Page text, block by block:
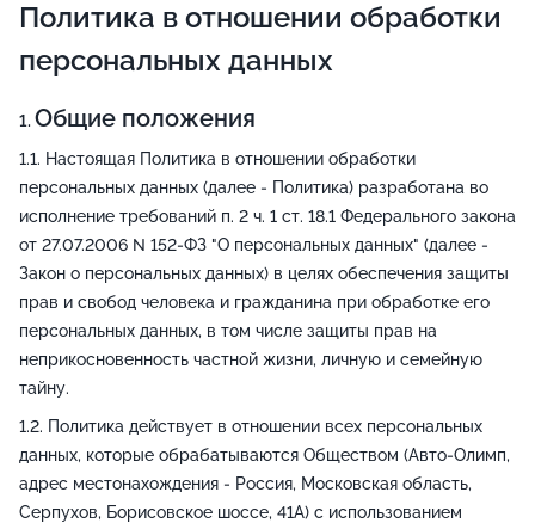
Политика в отношении обработки
персональных данных
Общие положения
Настоящая Политика в отношении обработки
персональных данных (далее - Политика) разработана во
исполнение требований п. 2 ч. 1 ст. 18.1 Федерального закона
от 27.07.2006 N 152-ФЗ "О персональных данных" (далее -
Закон о персональных данных) в целях обеспечения защиты
прав и свобод человека и гражданина при обработке его
персональных данных, в том числе защиты прав на
неприкосновенность частной жизни, личную и семейную
тайну.
Политика действует в отношении всех персональных
данных, которые обрабатываются Обществом (Авто-Олимп,
адрес местонахождения - Россия, Московская область,
Серпухов, Борисовское шоссе, 41А) с использованием